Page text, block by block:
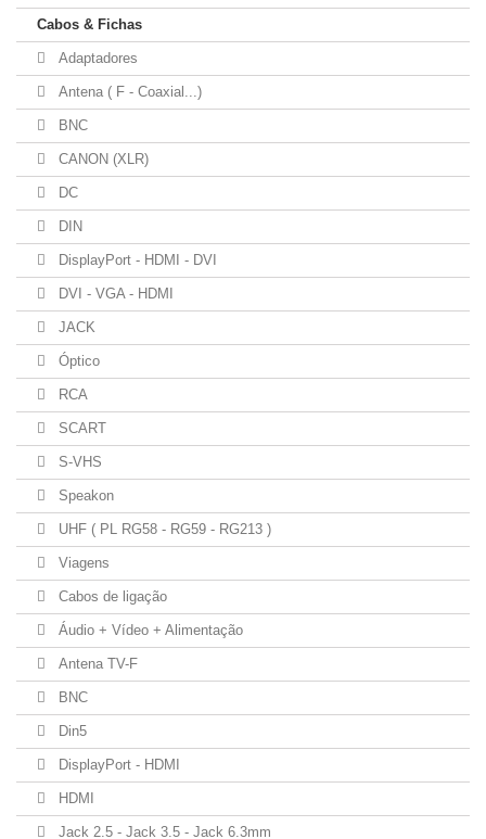
Cabos & Fichas
Adaptadores
Antena ( F - Coaxial...)
BNC
CANON (XLR)
DC
DIN
DisplayPort - HDMI - DVI
DVI - VGA - HDMI
JACK
Óptico
RCA
SCART
S-VHS
Speakon
UHF ( PL RG58 - RG59 - RG213 )
Viagens
Cabos de ligação
Áudio + Vídeo + Alimentação
Antena TV-F
BNC
Din5
DisplayPort - HDMI
HDMI
Jack 2.5 - Jack 3.5 - Jack 6.3mm